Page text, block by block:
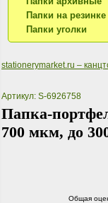
Папки на резинке
Папки уголки
stationerymarket.ru –
Артикул: S-6926758
Папка-
700 мкм, до
Общая